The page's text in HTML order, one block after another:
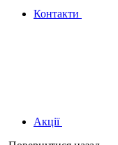
Контакти
Акції